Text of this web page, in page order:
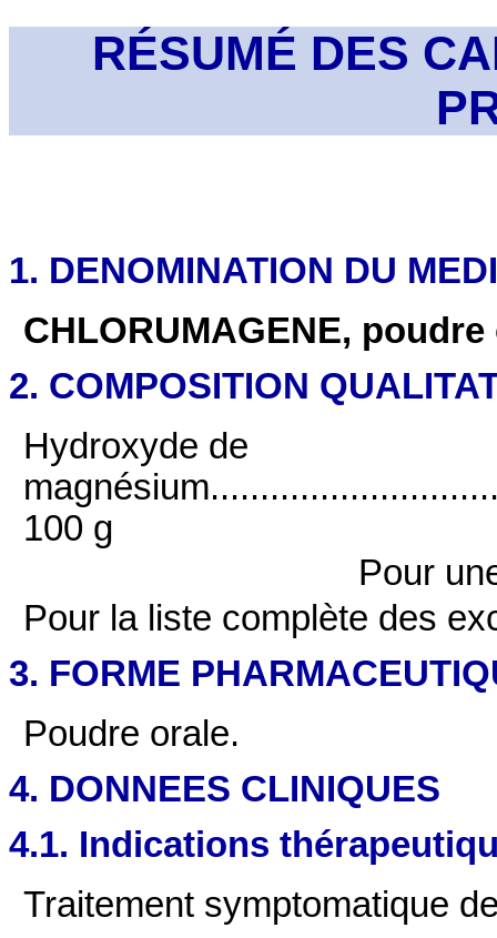
RÉSUMÉ DES
1. DENOMINATION DU
CHLORUMAGENE, poudre
2. COMPOSITION
Hydroxyde de
100 g
Pour
Pour la liste complète des
3. FORME
Poudre orale.
4. DONNEES CLINIQUES
4.1. Indications
Traitement symptomatique